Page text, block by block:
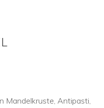
Mandelkruste, Antipasti,